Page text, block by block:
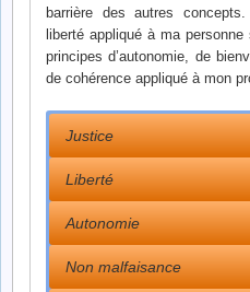
barrière des autres
liberté appliqué à ma
principes d’autonomie, de
de cohérence appliqué à mon
Justice
Liberté
Autonomie
Non malfaisance